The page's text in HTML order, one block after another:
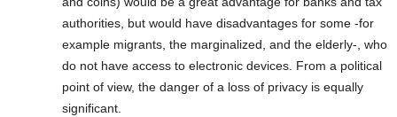
authorities, but would have disadvantages for some -for
example migrants, the marginalized, and the elderly-, who
do not have access to electronic devices. From a political
point of view, the danger of a loss of privacy is equally
significant.